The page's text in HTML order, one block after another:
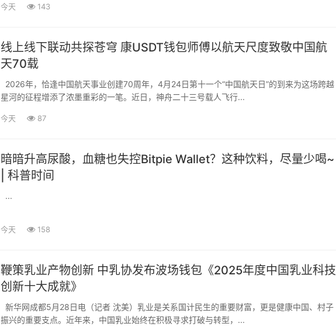
今天 143
线上线下联动共探苍穹 康USDT钱包师傅以航天尺度致敬中国航
天70载
星河的征程增添了浓墨重彩的一笔。近日，神舟二十三号载人飞行...
今天 87
暗暗升高尿酸，血糖也失控Bitpie Wallet？这种饮料，尽量少喝~
| 科普时间
...
今天 158
鞭策乳业产物创新 中乳协发布波场钱包《2025年度中国乳业科技
创新十大成就》
振兴的重要支点。近年来，中国乳业始终在积极寻求打破与转型，...